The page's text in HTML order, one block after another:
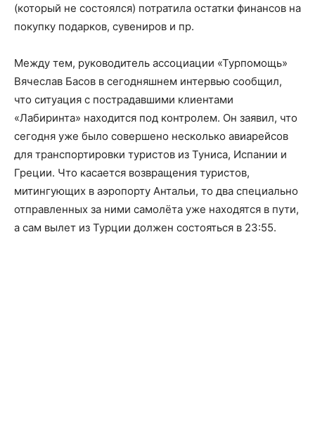
(который не состоялся) потратила остатки финансов на
покупку подарков, сувениров и пр.
Между тем, руководитель ассоциации «Турпомощь»
Вячеслав Басов в сегодняшнем интервью сообщил,
что ситуация с пострадавшими клиентами
«Лабиринта» находится под контролем. Он заявил, что
сегодня уже было совершено несколько авиарейсов
для транспортировки туристов из Туниса, Испании и
Греции. Что касается возвращения туристов,
митингующих в аэропорту Антальи, то два специально
отправленных за ними самолёта уже находятся в пути,
а сам вылет из Турции должен состояться в 23:55.